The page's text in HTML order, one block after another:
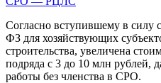
Согласно вступившему в силу
ФЗ для хозяйствующих
строительства, увеличена
подряда с 3 до 10 млн рублей,
работы без членства в СРО.